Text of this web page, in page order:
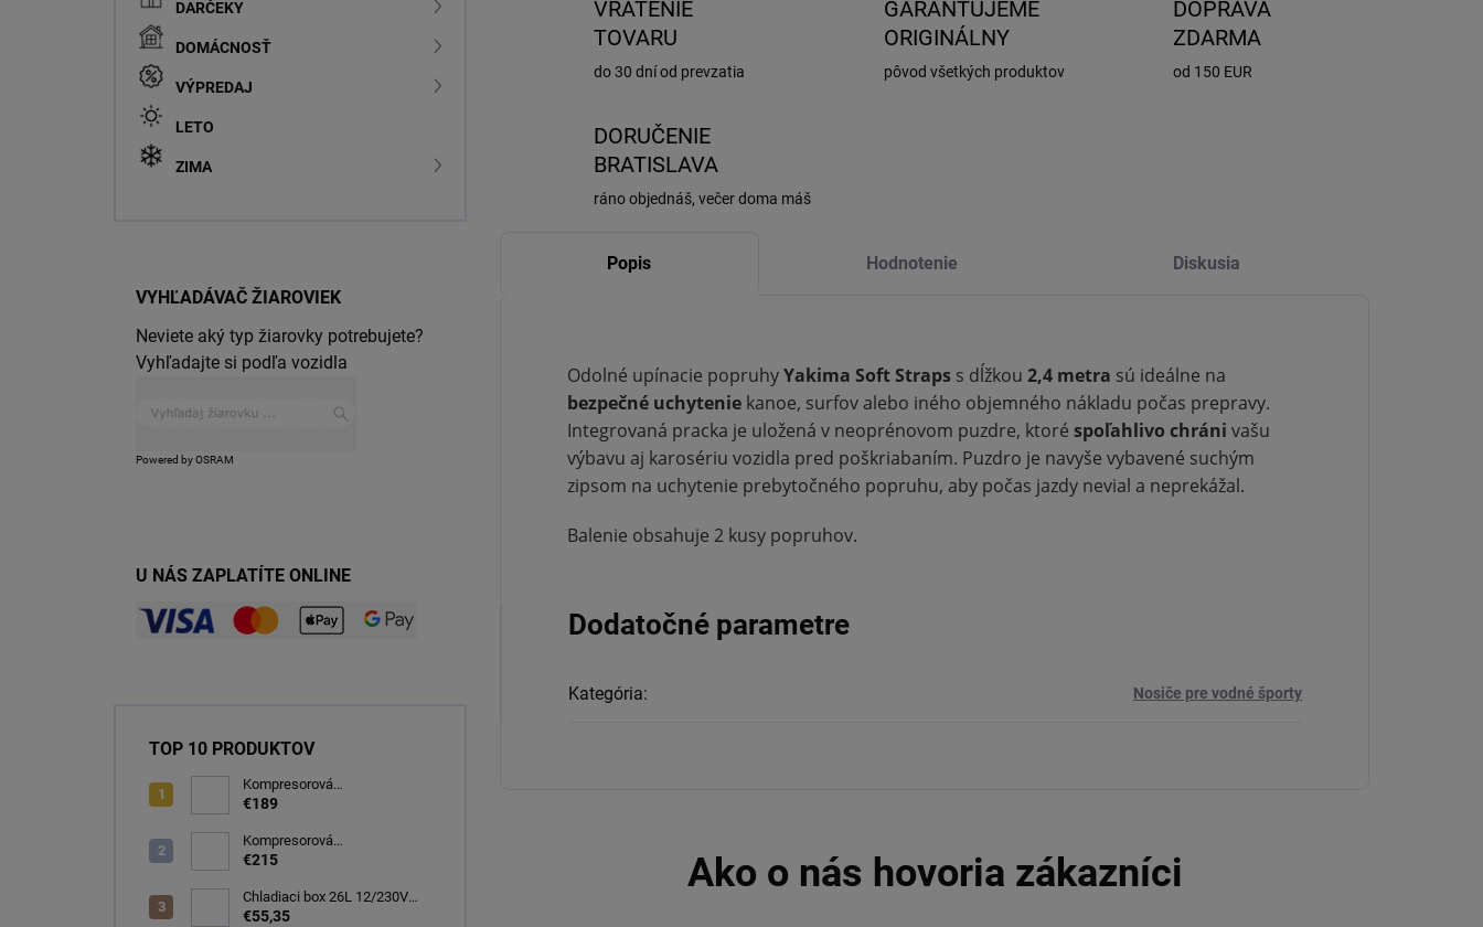
DARČEKY
DOMÁCNOSŤ
VÝPREDAJ
LETO
ZIMA
VYHĽADÁVAČ ŽIAROVIEK
Neviete aký typ žiarovky potrebujete?
Vyhľadajte si podľa vozidla
Powered by OSRAM
U NÁS ZAPLATÍTE ONLINE
TOP 10 PRODUKTOV
Kompresorová
autochladnička 32 litrov, -20C
€189
Kompresorová
autochladnička 40 litrov, -22C
€215
Chladiaci box 26L 12/230V
autochladnička, modrá
€55,35
VRÁTENIE
TOVARU
do 30 dní od prevzatia
GARANTUJEME
ORIGINÁLNY
pôvod všetkých produktov
DOPRAVA
ZDARMA
od 150 EUR
DORUČENIE
BRATISLAVA
ráno objednáš, večer doma máš
Popis Hodnotenie Diskusia
Odolné upínacie popruhyYakima Soft Straps s dĺžkou 2,4 metra sú ideálne na
bezpečné uchytenie kanoe, surfov alebo iného objemného nákladu počas prepravy.
Integrovaná pracka je uložená v neoprénovom puzdre, ktoré spoľahlivo chráni vašu
výbavu aj karosériu vozidla pred poškriabaním. Puzdro je navyše vybavené suchým
zipsom na uchytenie prebytočného popruhu, aby počas jazdy nevial a neprekážal.
Balenie obsahuje 2 kusy popruhov.
Dodatočné parametre
Kategória: Nosiče pre vodné športy